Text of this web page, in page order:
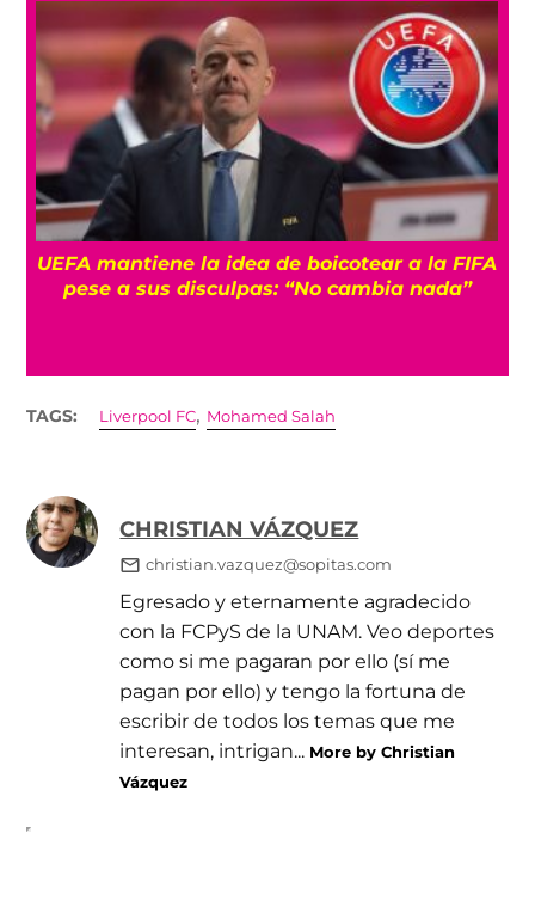
UEFA mantiene la idea de boicotear a la FIFA
pese a sus disculpas: “No cambia nada”
TAGS: Liverpool FC, Mohamed Salah
CHRISTIAN VÁZQUEZ
christian.vazquez@sopitas.com
Egresado y eternamente agradecido
con la FCPyS de la UNAM. Veo deportes
como si me pagaran por ello (sí me
pagan por ello) y tengo la fortuna de
escribir de todos los temas que me
interesan, intrigan... More by Christian
Vázquez